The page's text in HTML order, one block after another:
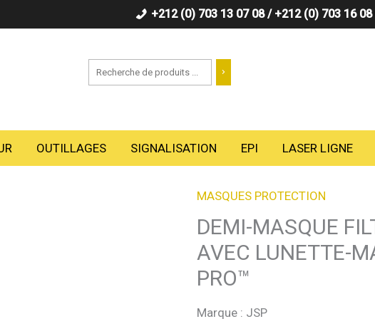
+212 (0) 703 13 07 08 / +212 (0) 703 16 08
OUTILLAGES SIGNALISATION EPI LASER LIGNE
MASQUES PROTECTION
DEMI-MASQUE
AVEC LUNETTE-
PRO™
Marque : JSP